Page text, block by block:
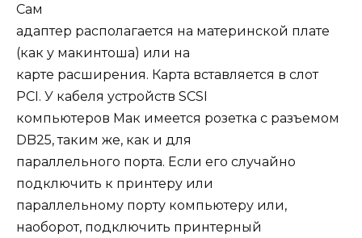
Сам
адаптер располагается на материнской плате
(как у макинтоша) или на
карте расширения. Карта вставляется в слот
PCI. У кабеля устройств SCSI
компьютеров Мак имеется розетка с разъемом
DB25, таким же, как и для
параллельного порта. Если его случайно
подключить к принтеру или
параллельному порту компьютеру или,
наоборот, подключить принтерный